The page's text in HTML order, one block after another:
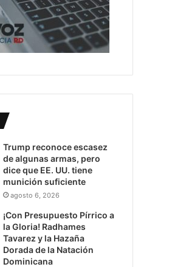
Trump reconoce escasez
de algunas armas, pero
dice que EE. UU. tiene
munición suficiente
agosto 6, 2026
¡Con Presupuesto Pírrico a
la Gloria! Radhames
Tavarez y la Hazaña
Dorada de la Natación
Dominicana